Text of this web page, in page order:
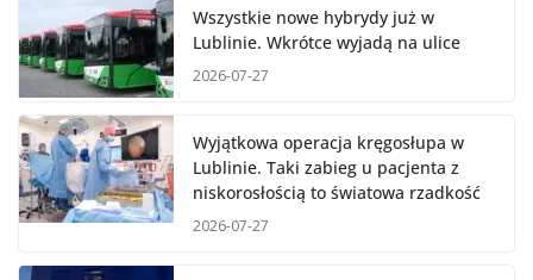
Wszystkie nowe hybrydy już w
Lublinie. Wkrótce wyjadą na ulice
2026-07-27
Wyjątkowa operacja kręgosłupa w
Lublinie. Taki zabieg u pacjenta z
niskorosłością to światowa rzadkość
2026-07-27